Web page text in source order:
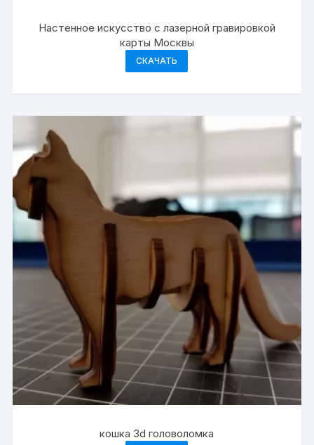
Настенное искусство с лазерной гравировкой
карты Москвы
СКАЧАТЬ
кошка 3d головоломка